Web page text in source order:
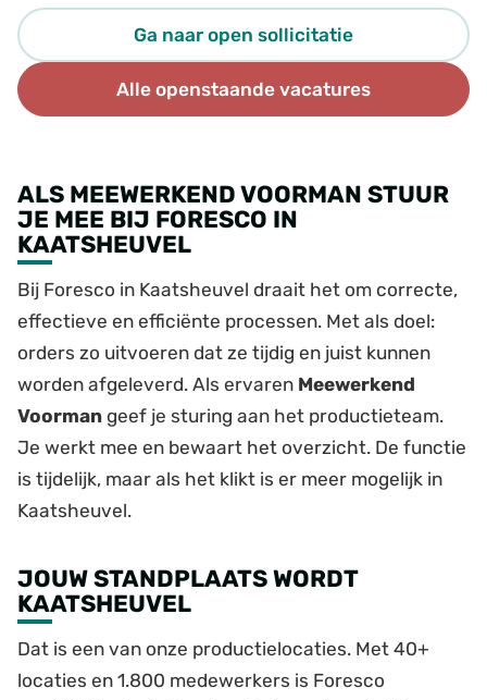
Ga naar open sollicitatie
Alle openstaande vacatures
ALS MEEWERKEND VOORMAN STUUR
JE MEE BIJ FORESCO IN
KAATSHEUVEL
Bij Foresco in Kaatsheuvel draait het om correcte,
effectieve en efficiënte processen. Met als doel:
orders zo uitvoeren dat ze tijdig en juist kunnen
worden afgeleverd. Als ervaren Meewerkend
Voorman geef je sturing aan het productieteam.
Je werkt mee en bewaart het overzicht. De functie
is tijdelijk, maar als het klikt is er meer mogelijk in
Kaatsheuvel.
JOUW STANDPLAATS WORDT
KAATSHEUVEL
Dat is een van onze productielocaties. Met 40+
locaties en 1.800 medewerkers is Foresco